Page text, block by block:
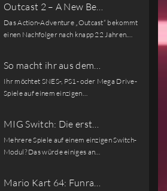
Outcast 2 – A New Be…
Das Action-Adventure „Outcast“ bekommt
einen Nachfolger nach knapp 22 Jahren.…
So macht ihr aus dem…
Ihr möchtet SNES-, PS1- oder Mega Drive-
Spiele auf einem einzigen…
MIG Switch: Die erst…
Mehrere Spiele auf einem einzigen Switch-
Modul? Das würde einiges an…
Mario Kart 64: Funra…